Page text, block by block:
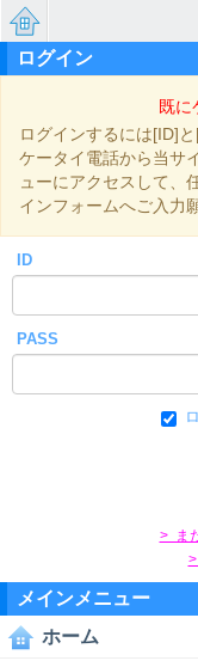
無料で
っと大
小説
ログイン
既に
ログインするには[ID]
ケータイ電話から当サ
ューにアクセスして、
インフォームへご入力
ID
PASS
> ま
メインメニュー
ホーム